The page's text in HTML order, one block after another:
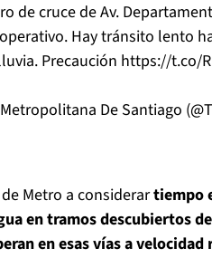
de cruce de Av.
Hay tránsito lento
Precaución https://t.co/
De Santiago
Metro a considerartiempo
en tramos descubiertos
en esas vías a